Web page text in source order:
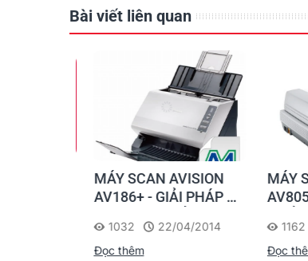
Bài viết liên quan
MÁY SCAN AVISION
AV186+ - GIẢI PHÁP SỐ
1032
22/04/2014
Đọc thêm
MÁY
SỰ
QUẢ
1162
Đọc thêm